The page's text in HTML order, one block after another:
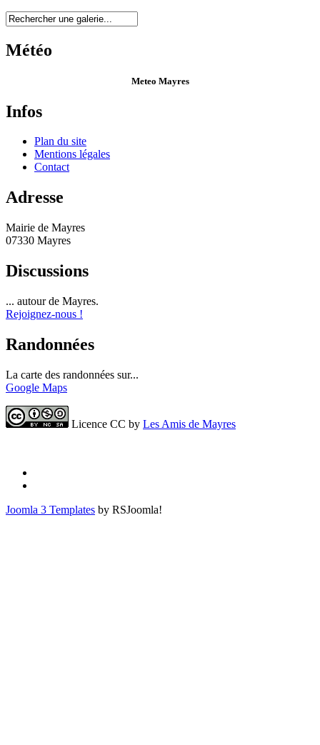
Météo
Meteo Mayres
Infos
Plan du site
Mentions légales
Contact
Adresse
Mairie de Mayres
07330 Mayres
Discussions
... autour de Mayres.
Rejoignez-nous !
Randonnées
La carte des randonnées sur...
Google Maps
Licence CC by Les Amis de Mayres
Joomla 3 Templates by RSJoomla!